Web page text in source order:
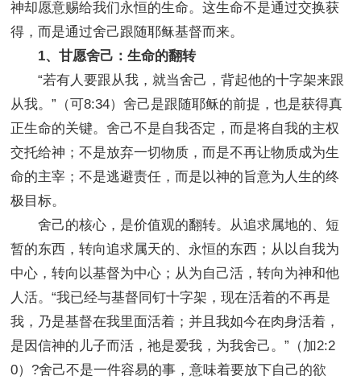
神却愿意赐给我们永恒的生命。这生命不是通过交换获
得，而是通过舍己跟随耶稣基督而来。
1、甘愿舍己：生命的翻转
“若有人要跟从我，就当舍己，背起他的十字架来跟
从我。”（可8:34）舍己是跟随耶稣的前提，也是获得真
正生命的关键。舍己不是自我否定，而是将自我的主权
交托给神；不是放弃一切物质，而是不再让物质成为生
命的主宰；不是逃避责任，而是以神的旨意为人生的终
极目标。
舍己的核心，是价值观的翻转。从追求属地的、短
暂的东西，转向追求属天的、永恒的东西；从以自我为
中心，转向以基督为中心；从为自己活，转向为神和他
人活。“我已经与基督同钉十字架，现在活着的不再是
我，乃是基督在我里面活着；并且我如今在肉身活着，
是因信神的儿子而活，祂是爱我，为我舍己。”（加2:2
0）?舍己不是一件容易的事，意味着要放下自己的欲